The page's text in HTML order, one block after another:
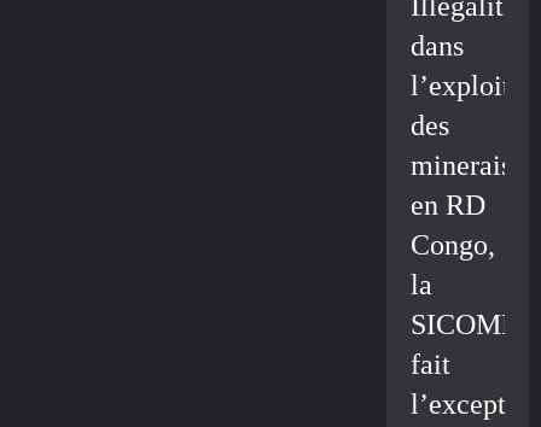
dans
des
minerais
en RD
Congo,
la
fait